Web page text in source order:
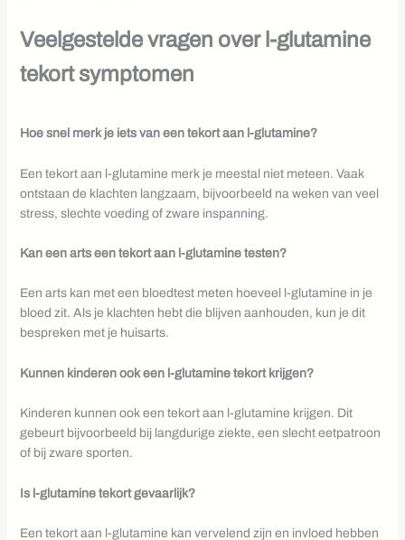
Veelgestelde vragen over l-glutamine
tekort symptomen
Hoe snel merk je iets van een tekort aan l-glutamine?
Een tekort aan l-glutamine merk je meestal niet meteen. Vaak
ontstaan de klachten langzaam, bijvoorbeeld na weken van veel
stress, slechte voeding of zware inspanning.
Kan een arts een tekort aan l-glutamine testen?
Een arts kan met een bloedtest meten hoeveel l-glutamine in je
bloed zit. Als je klachten hebt die blijven aanhouden, kun je dit
bespreken met je huisarts.
Kunnen kinderen ook een l-glutamine tekort krijgen?
Kinderen kunnen ook een tekort aan l-glutamine krijgen. Dit
gebeurt bijvoorbeeld bij langdurige ziekte, een slecht eetpatroon
of bij zware sporten.
Is l-glutamine tekort gevaarlijk?
Een tekort aan l-glutamine kan vervelend zijn en invloed hebben